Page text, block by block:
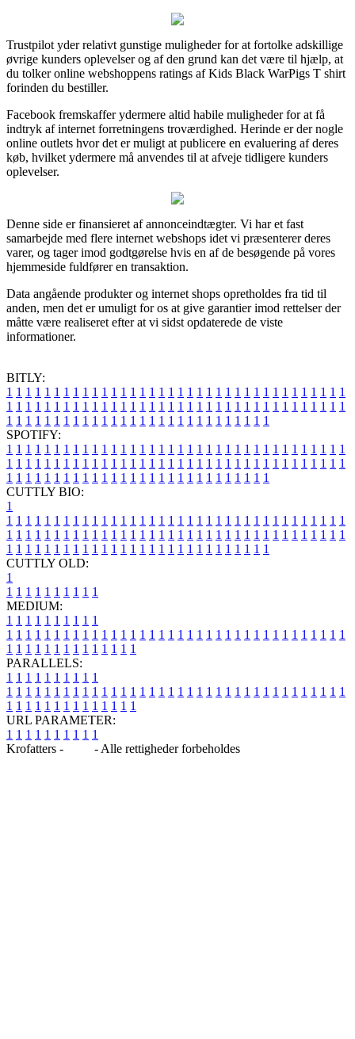
Trustpilot yder relativt gunstige muligheder for at fortolke adskillige
øvrige kunders oplevelser og af den grund kan det være til hjælp, at
du tolker online webshoppens ratings af Kids Black WarPigs T shirt
forinden du bestiller.
Facebook fremskaffer ydermere altid habile muligheder for at få
indtryk af internet forretningens troværdighed. Herinde er der nogle
online outlets hvor det er muligt at publicere en evaluering af deres
køb, hvilket ydermere må anvendes til at afveje tidligere kunders
oplevelser.
Denne side er finansieret af annonceindtægter. Vi har et fast
samarbejde med flere internet webshops idet vi præsenterer deres
varer, og tager imod godtgørelse hvis en af de besøgende på vores
hjemmeside fuldfører en transaktion.
Data angående produkter og internet shops opretholdes fra tid til
anden, men det er umuligt for os at give garantier imod rettelser der
måtte være realiseret efter at vi sidst opdaterede de viste
informationer.
BITLY:
1 1 1 1 1 1 1 1 1 1 1 1 1 1 1 1 1 1 1 1 1 1 1 1 1 1 1 1 1 1 1 1 1 1 1 1
1 1 1 1 1 1 1 1 1 1 1 1 1 1 1 1 1 1 1 1 1 1 1 1 1 1 1 1 1 1 1 1 1 1 1 1
1 1 1 1 1 1 1 1 1 1 1 1 1 1 1 1 1 1 1 1 1 1 1 1 1 1 1 1
SPOTIFY:
1 1 1 1 1 1 1 1 1 1 1 1 1 1 1 1 1 1 1 1 1 1 1 1 1 1 1 1 1 1 1 1 1 1 1 1
1 1 1 1 1 1 1 1 1 1 1 1 1 1 1 1 1 1 1 1 1 1 1 1 1 1 1 1 1 1 1 1 1 1 1 1
1 1 1 1 1 1 1 1 1 1 1 1 1 1 1 1 1 1 1 1 1 1 1 1 1 1 1 1
CUTTLY BIO:
1
1 1 1 1 1 1 1 1 1 1 1 1 1 1 1 1 1 1 1 1 1 1 1 1 1 1 1 1 1 1 1 1 1 1 1 1
1 1 1 1 1 1 1 1 1 1 1 1 1 1 1 1 1 1 1 1 1 1 1 1 1 1 1 1 1 1 1 1 1 1 1 1
1 1 1 1 1 1 1 1 1 1 1 1 1 1 1 1 1 1 1 1 1 1 1 1 1 1 1 1
CUTTLY OLD:
1
1 1 1 1 1 1 1 1 1 1
MEDIUM:
1 1 1 1 1 1 1 1 1 1
1 1 1 1 1 1 1 1 1 1 1 1 1 1 1 1 1 1 1 1 1 1 1 1 1 1 1 1 1 1 1 1 1 1 1 1
1 1 1 1 1 1 1 1 1 1 1 1 1 1
PARALLELS:
1 1 1 1 1 1 1 1 1 1
1 1 1 1 1 1 1 1 1 1 1 1 1 1 1 1 1 1 1 1 1 1 1 1 1 1 1 1 1 1 1 1 1 1 1 1
1 1 1 1 1 1 1 1 1 1 1 1 1 1
URL PARAMETER:
1 1 1 1 1 1 1 1 1 1
Krofatters -
- Alle rettigheder forbeholdes